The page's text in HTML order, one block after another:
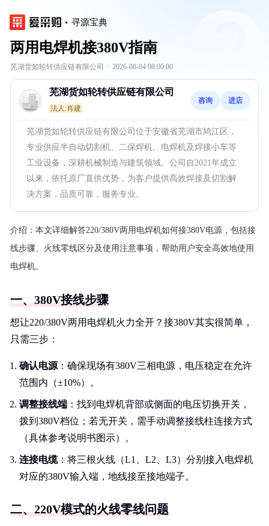
寻源宝典
两用电焊机接380V指南
芜湖货如轮转供应链有限公司 · 2026-08-04 08:00:00
芜湖货如轮转供应链有限公司
法人:肖建
咨询 进店
芜湖货如轮转供应链有限公司位于安徽省芜湖市鸠江区，
专业供应半自动切割机、二保焊机、电焊机及焊接小车等
工业设备，深耕机械制造与建筑领域。公司自2021年成立
以来，依托原厂直供优势，为客户提供高效焊接及切割解
决方案，品质可靠，服务专业。
介绍： 本文详细解答220/380V两用电焊机如何接380V电源，包括接
线步骤、火线零线区分及使用注意事项，帮助用户安全高效地使用
电焊机。
一、380V接线步骤
想让220/380V两用电焊机火力全开？接380V其实很简单，
只需三步：
确认电源 ：确保现场有380V三相电源，电压稳定在允许
范围内（±10%）。
调整接线端 ：找到电焊机背部或侧面的电压切换开关，
拨到380V档位；若无开关，需手动调整接线柱连接方式
（具体参考说明书图示）。
连接电缆：将三根火线（L1、L2、L3）分别接入电焊机
对应的380V输入端，地线接至接地端子。
二、220V模式的火线零线问题